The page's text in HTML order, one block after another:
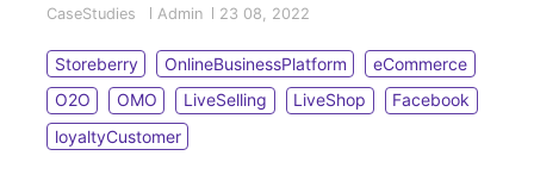
直播主？其直播帶貨的成功秘訣又是什麼？趕快來看
看吧！
CaseStudies Admin 23 08, 2022
Storeberry OnlineBusinessPlatform
eCommerce
O2O
OMO LiveSelling LiveShop
Facebook
loyaltyCustomer